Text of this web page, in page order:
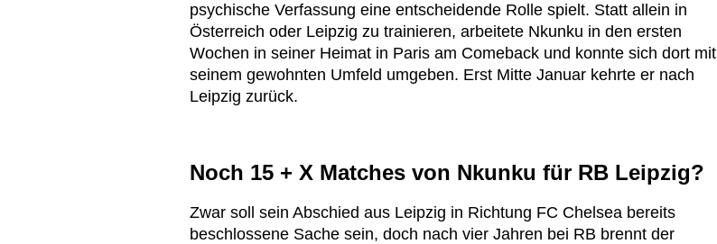
psychische Verfassung eine entscheidende Rolle spielt. Statt allein in
Österreich oder Leipzig zu trainieren, arbeitete Nkunku in den ersten
Wochen in seiner Heimat in Paris am Comeback und konnte sich dort mit
seinem gewohnten Umfeld umgeben. Erst Mitte Januar kehrte er nach
Leipzig zurück.
Noch 15 + X Matches von Nkunku für RB Leipzig?
Zwar soll sein Abschied aus Leipzig in Richtung FC Chelsea bereits
beschlossene Sache sein, doch nach vier Jahren bei RB brennt der